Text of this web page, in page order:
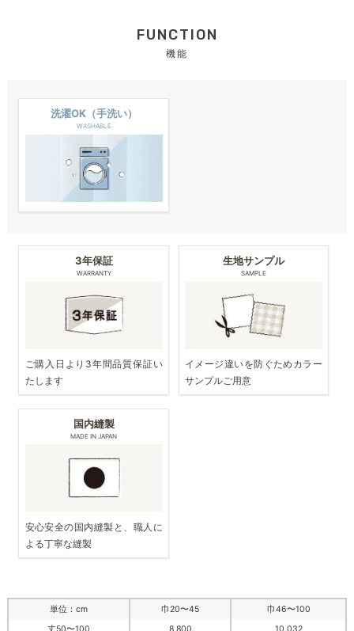
FUNCTION
機能
洗濯OK（手洗い）
WASHABLE
3年保証
WARRANTY
ご購入日より3年間品質保証い
たします
生地サンプル
SAMPLE
イメージ違いを防ぐためカラー
サンプルご用意
国内縫製
MADE IN JAPAN
安心安全の国内縫製と、職人に
よる丁寧な縫製
単位：cm 巾20〜45
巾46〜100
丈50〜100
8,800 10,032